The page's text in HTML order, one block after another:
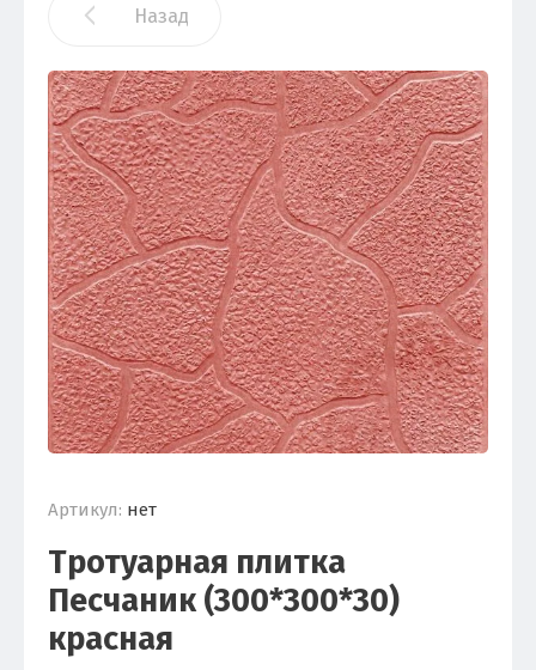
Назад
Артикул: нет
Тротуарная плитка
Песчаник (300*300*30)
красная